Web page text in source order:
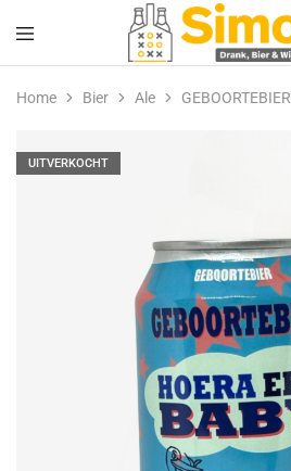
Simonsdrank.nl
Drank,
Bier
&
Home Bier Ale GEBOORTEBIER
UITVERKOCHT